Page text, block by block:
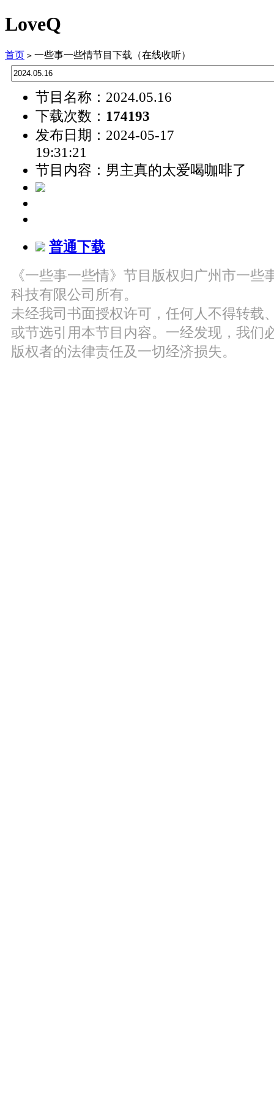
LoveQ
首页 > 一些事一些情节目下载（在线收听）
节目名称：2024.05.16
下载次数： 174193
发布日期：2024-05-17
19:31:21
节目内容：男主真的太爱喝咖啡了
普通下载
《一些事一些情》节目版权归广州市一些
科技有限公司所有。
未经我司书面授权许可，任何人不得转载
或节选引用本节目内容。一经发现，我们
版权者的法律责任及一切经济损失。